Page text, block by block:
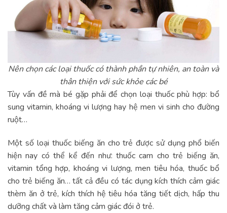
Nên chọn các loại thuốc có thành phần tự nhiên, an toàn và
thân thiện với sức khỏe các bé
Tùy vấn đề mà bé gặp phải để chọn loại thuốc phù hợp: bổ
sung vitamin, khoáng vi lượng hay hệ men vi sinh cho đường
ruột…
Một số loại thuốc biếng ăn cho trẻ được sử dụng phổ biến
hiện nay có thể kể đến như: thuốc cam cho trẻ biếng ăn,
vitamin tổng hợp, khoáng vi lượng, men tiêu hóa, thuốc bổ
cho trẻ biếng ăn… tất cả đều có tác dụng kích thích cảm giác
thèm ăn ở trẻ, kích thích hệ tiêu hóa tăng tiết dịch, hấp thu
dưỡng chất và làm tăng cảm giác đói ở trẻ.